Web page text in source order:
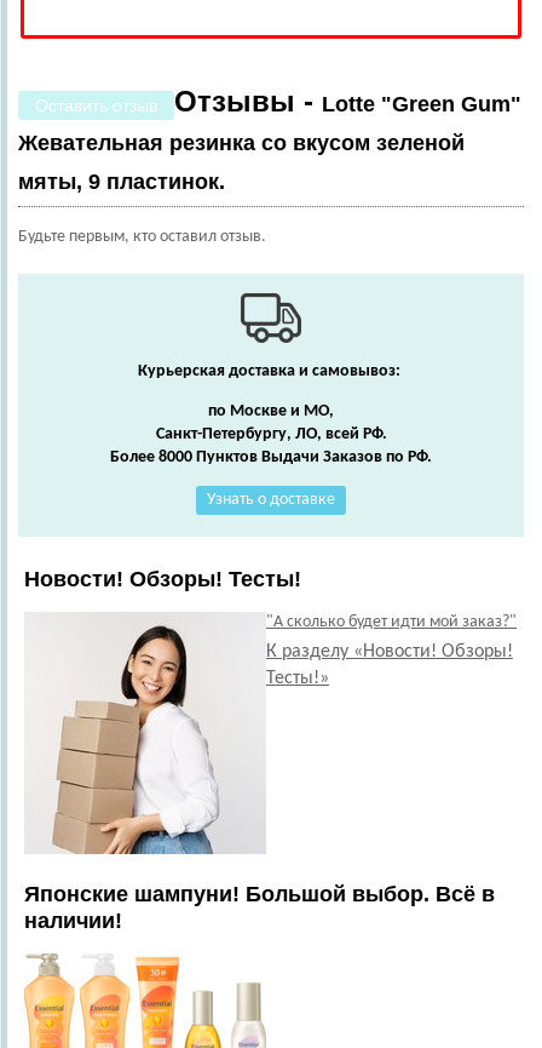
Оставить отзыв Отзывы - Lotte "Green Gum"
Жевательная резинка со вкусом зеленой
мяты, 9 пластинок.
Будьте первым, кто оставил отзыв.
Курьерская доставка и самовывоз:
по Москве и МО,
Санкт-Петербургу, ЛО, всей РФ.
Более 8000 Пунктов Выдачи Заказов по РФ.
Узнать о доставке
Новости! Обзоры! Тесты!
"А сколько будет идти мой заказ?"
К разделу «Новости! Обзоры!
Тесты!»
Японские шампуни! Большой выбор. Всё в
наличии!